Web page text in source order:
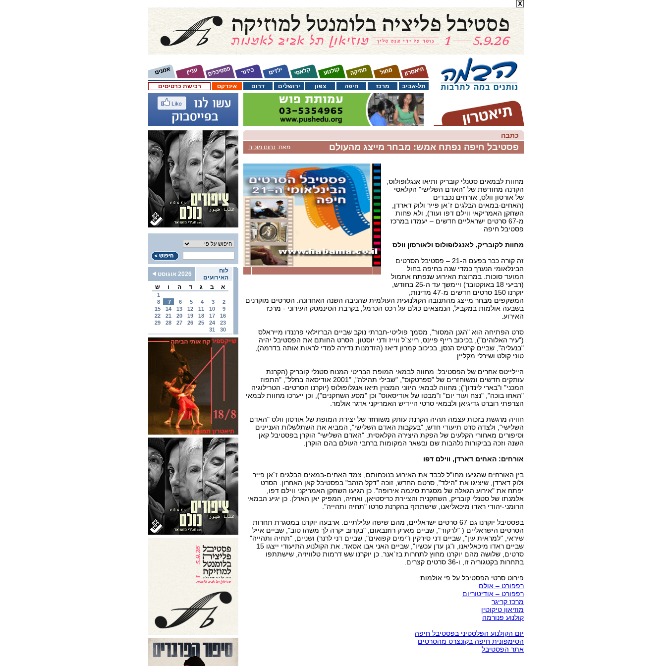
רכישת כרטיסים אינדקס דרום ירושלים צפון חיפה מרכז תל-אביב
לוח
האירועים
2026 אוגוסט
א
ב ג ד ה ו ש
1
2
3
4
5
6
7
8
9
10
11
12
13
14
15
16
17
18
19
20
21
22
23
24
25
26
27
28
29
30
31
כתבה
מאת: נחום מוכיח פסטיבל חיפה נפתח אמש: מבחר מייצג מהעולם
מחוות לבמאים סטנלי קובריק ותיאו אנגלופולוס,
הקרנה מחודשת של "האדם השלישי" הקלאסי
של אורסון וולס, אורחים נכבדים
(האחים-במאים הבלגים ז`אן פייר ולוק דארדן,
השחקן האמריקאי ווילם דפו ועוד), ולא פחות
מ-67 סרטים ישראליים חדשים – יעמדו במרכז
פסטיבל חיפה
מחוות לקובריק, לאנגלופולוס ולאורסון וולס
זה קורה כבר בפעם ה-21 – פסטיבל הסרטים
הבינלאומי הנערך כמדי שנה בחיפה בחול
המועד סוכות. במרוצת האירוע שנפתח אתמול
(רביעי 18 באוקטובר) ויימשך עד ה-25 בחודש,
יוקרנו 150 סרטים חדשים מ-47 מדינות,
המשקפים מבחר מייצג מהתנובה הקולנועית העולמית שהניבה השנה האחרונה. הסרטים מוקרנים
בשבעה אולמות במקביל, הנמצאים כולם על רכס הכרמל, בקרבת הסינמטק העירוני - מרכז
האירוע.
סרט הפתיחה הוא "הגנן המסור", מסמך פוליטי-חברתי נוקב שביים הברזילאי פרננדו מייראלס
("עיר האלוהים"), בכיכוב רייף פיינס, רייצ`ל ווייז ודני יוסטון. הסרט החותם את הפסטיבל יהיה
"בנעליה", שביים קרטיס הנסן, בכיכוב קמרון דיאז (הזדמנות נדירה למדי לראות אותה בדרמה),
טוני קולט ושירלי מקליין.
היילייטס אחרים של הפסטיבל: מחווה לבמאי המופת הבריטי המנוח סטנלי קובריק (הקרנת
עותקים חדשים ומשוחזרים של "ספרטקוס", "שבילי תהילה", "2001 אודיסאה בחלל", "התפוז
המכני" ו"בארי לינדון"); מחווה לבמאי היווני המצוין תיאו אנגלופולוס (יוקרנו הסרטים- הטרילוגיה
"האחו בוכה", "נצח ועוד יום" ו"מבטו של אודיסאוס" וכן "מסע השחקנים"), וכן ייערכו מחוות לבמאי
הצרפתי רוברט גדיגיאן ולבמאי סרטי היידיש האמריקני אדגר אולמר.
חוויה מרגשת בזכות עצמה תהיה הקרנת עותק משוחזר של יצירת המופת של אורסון וולס "האדם
השלישי", ולצדה סרט תיעודי חדש, "בעקבות האדם השלישי", המביא את השתלשלות העניינים
וסיפורים מאחורי הקלעים של הפקת היצירה הקלאסית. "האדם השלישי" הוקרן בפסטיבל קאן
השנה וזכה בביקורות נלהבות שם ובשאר המקומות ברחבי העולם בהם הוקרן.
אורחים: האחים דארדן, ווילם דפו
בין האורחים שהגיעו מחו"ל לכבד את האירוע בנוכחותם, צמד האחים-במאים הבלגים ז`אן פייר
ולוק דארדן, שיציגו את "הילד", סרטם החדש, זוכה "דקל הזהב" בפסטיבל קאן האחרון. הסרט
יפתח את "אירוע הגאלה של מסגרת סינמה אירופה". כן הגיעו השחקן האמריקני ווילם דפו,
אלמנתו של סטנלי קובריק, השחקנית והציירת כריסטיאן, ואחיה, המפיק יאן הארלן. כן יגיע הבמאי
הרומני-יהודי ראדו מיכאליאנו, שישתתף בהקרנת סרטו "תחיה ותהייה".
בפסטיבל יוקרנו גם 67 סרטים ישראליים, מהם שישה עלילתיים. ארבעה יוקרנו במסגרת תחרות
הסרטים הישראליים ( "לרקוד", שביים מארק רוזנבאום, "בקרוב יקרה לך משהו טוב", שביים אייל
שיראי, "למראית עין", שביים דני סירקין ו"ימים קפואים", שביים דני לרנר) ושניים, "תחיה ותהייה"
שביים ראדו מיכאליאנו, ו"גן עדן עכשיו", שביים האני אבו אסאד. את הקולנוע התיעודי ייצגו 15
סרטים, שלושה מהם יוקרנו מחוץ לתחרות בז`אנר. כן יוקרנו שש דרמות טלוויזיה, שישתתפו
בתחרות בקטגוריה זו, ו-36 סרטים קצרים.
פירוט סרטי הפסטיבל על פי אולמות:
רפפורט – אולם
רפפורט – אודיטוריום
מרכז קריגר
מוזיאון טיקוטין
קולנוע פנורמה
יום הקולנוע הפלסטיני בפסטיבל חיפה
הסימפונית חיפה בקונצרט מהסרטים
אתר הפסטיבל